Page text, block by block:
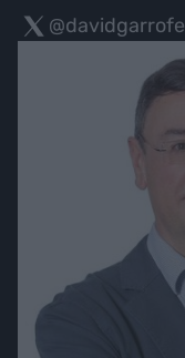
@davidgarrofe